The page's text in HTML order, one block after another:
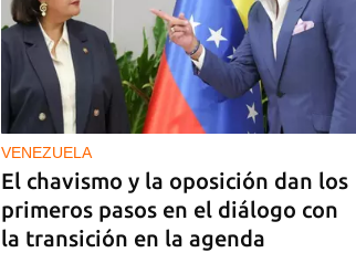
VENEZUELA
El chavismo y la oposición dan los
primeros pasos en el diálogo con
la transición en la agenda